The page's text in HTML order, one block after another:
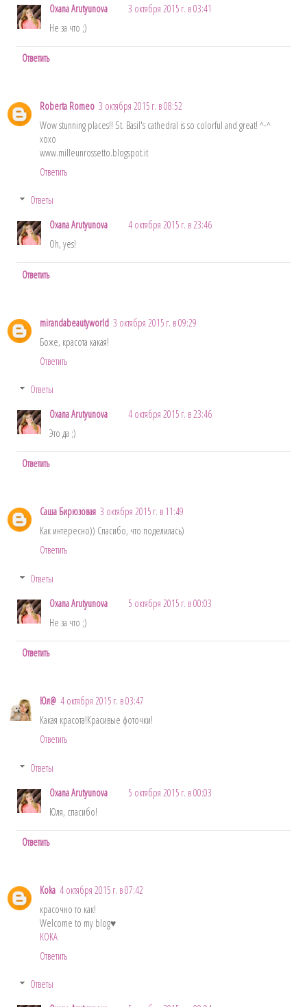
Oxana Arutyunova
3 октября 2015 г. в 03:41
Не за что ;)
Ответить
Roberta Romeo 3 октября 2015 г. в 08:52
Wow stunning places!! St. Basil's cathedral is so colorful and great! ^-^
xoxo
www.milleunrossetto.blogspot.it
Ответить
Ответы
Oxana Arutyunova
4 октября 2015 г. в 23:46
Oh, yes!
Ответить
mirandabeautyworld 3 октября 2015 г. в 09:29
Боже, красота какая!
Ответить
Ответы
Oxana Arutyunova
4 октября 2015 г. в 23:46
Это да ;)
Ответить
Саша Бирюзовая 3 октября 2015 г. в 11:49
Как интересно)) Спасибо, что поделилась)
Ответить
Ответы
Oxana Arutyunova
5 октября 2015 г. в 00:03
Не за что ;)
Ответить
Юл@ 4 октября 2015 г. в 03:47
Какая красота!Красивые фоточки!
Ответить
Ответы
Oxana Arutyunova
5 октября 2015 г. в 00:03
Юля, спасибо!
Ответить
Koka 4 октября 2015 г. в 07:42
красочно то как!
Welcome to my blog♥
KOKA
Ответить
Ответы